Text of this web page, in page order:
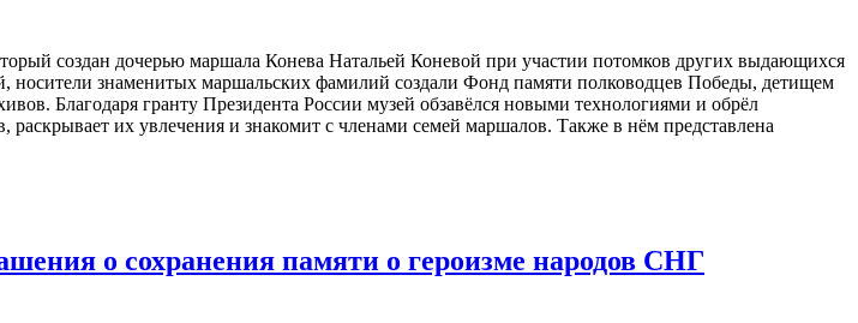
создан дочерью маршала Конева Натальей Коневой при участии потомков других выдающихся
носители знаменитых маршальских фамилий создали Фонд памяти полководцев Победы, детищем
Благодаря гранту Президента России музей обзавёлся новыми технологиями и обрёл
их увлечения и знакомит с членами семей маршалов. Также в нём представлена
о сохранения памяти о героизме народов СНГ